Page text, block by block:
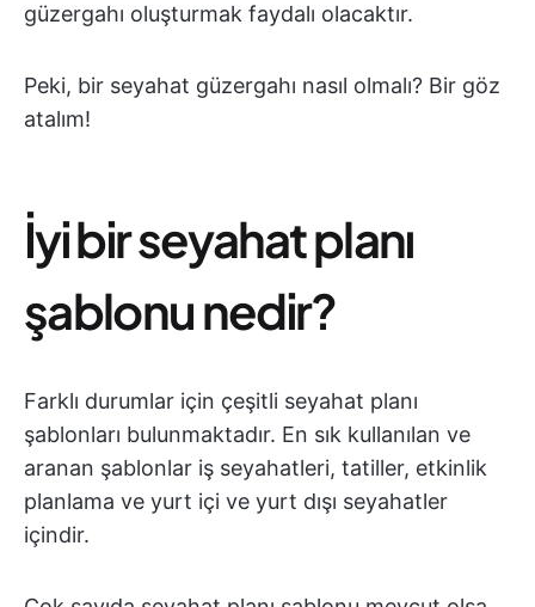
güzergahı oluşturmak faydalı olacaktır.
Peki, bir seyahat güzergahı nasıl olmalı? Bir göz
atalım!
İyi bir seyahat planı
şablonu nedir?
Farklı durumlar için çeşitli seyahat planı
şablonları bulunmaktadır. En sık kullanılan ve
aranan şablonlar iş seyahatleri, tatiller, etkinlik
planlama ve yurt içi ve yurt dışı seyahatler
içindir.